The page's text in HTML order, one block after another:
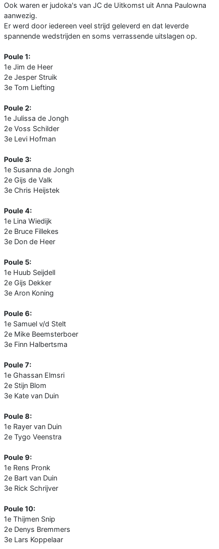
Ook waren er judoka's van JC de Uitkomst uit Anna Paulowna
aanwezig.
Er werd door iedereen veel strijd geleverd en dat leverde
spannende wedstrijden en soms verrassende uitslagen op.
Poule 1:
1e Jim de Heer
2e Jesper Struik
3e Tom Liefting
Poule 2:
1e Julissa de Jongh
2e Voss Schilder
3e Levi Hofman
Poule 3:
1e Susanna de Jongh
2e Gijs de Valk
3e Chris Heijstek
Poule 4:
1e Lina Wiedijk
2e Bruce Fillekes
3e Don de Heer
Poule 5:
1e Huub Seijdell
2e Gijs Dekker
3e Aron Koning
Poule 6:
1e Samuel v/d Stelt
2e Mike Beemsterboer
3e Finn Halbertsma
Poule 7:
1e Ghassan Elmsri
2e Stijn Blom
3e Kate van Duin
Poule 8:
1e Rayer van Duin
2e Tygo Veenstra
Poule 9:
1e Rens Pronk
2e Bart van Duin
3e Rick Schrijver
Poule 10:
1e Thijmen Snip
2e Denys Bremmers
3e Lars Koppelaar